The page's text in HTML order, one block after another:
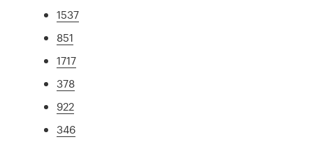
1537
851
1717
378
922
346